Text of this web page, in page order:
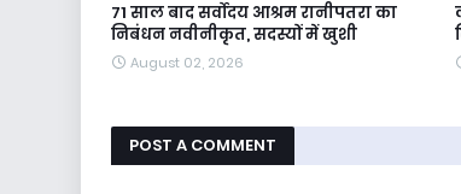
71 साल बाद सर्वोदय आश्रम रानीपतरा का
निबंधन नवीनीकृत, सदस्यों में खुशी
August 02, 2026
POST A COMMENT